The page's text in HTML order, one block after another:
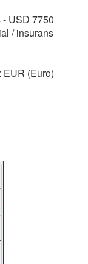
USD 7750
/ insurans
EUR (Euro)